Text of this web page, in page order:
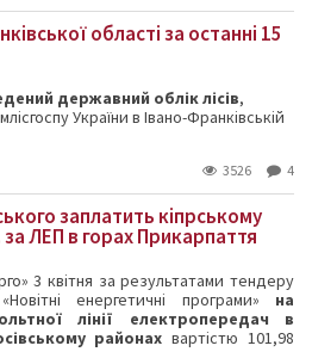
області за останні 15
державний облік лісів,
України в Івано-Франківській
3526 4
заплатить кіпрському
ЛЕП в горах Прикарпаття
3 квітня за результатами тендеру
енергетичні програми» на
лінії електропередач в
районах вартістю 101,98